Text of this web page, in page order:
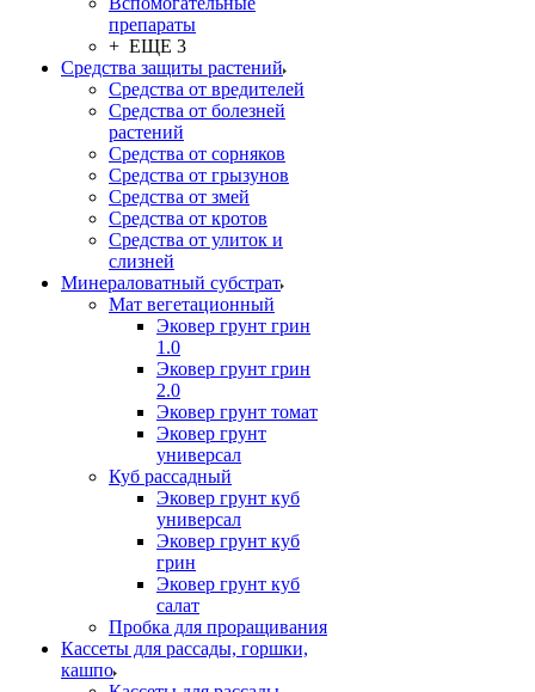
препараты
+ ЕЩЕ 3
Средства защиты растений
Средства от вредителей
Средства от болезней
растений
Средства от сорняков
Средства от грызунов
Средства от змей
Средства от кротов
Средства от улиток и
слизней
Минераловатный субстрат
Мат вегетационный
Эковер грунт грин
1.0
Эковер грунт грин
2.0
Эковер грунт томат
Эковер грунт
универсал
Куб рассадный
Эковер грунт куб
универсал
Эковер грунт куб
грин
Эковер грунт куб
салат
Пробка для проращивания
Кассеты для рассады, горшки,
кашпо